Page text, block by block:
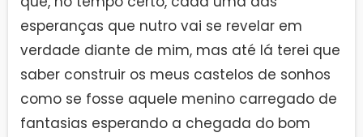
esperanças que nutro vai se revelar em
verdade diante de mim, mas até lá terei que
saber construir os meus castelos de sonhos
como se fosse aquele menino carregado de
fantasias esperando a chegada do bom